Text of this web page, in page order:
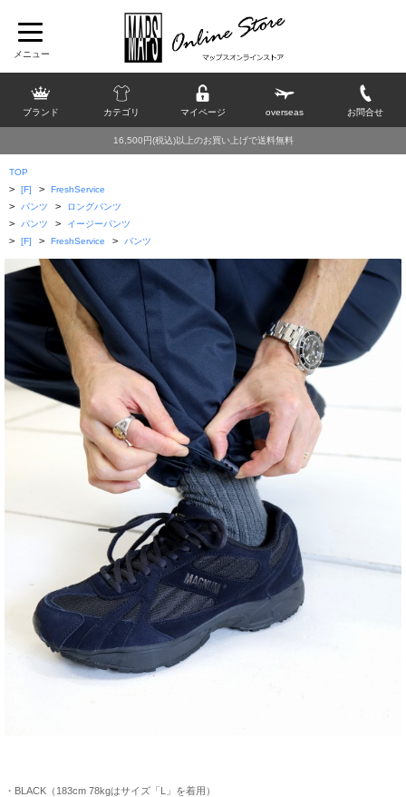
ブランド カテゴリ マイページ overseas お問合せ
16,500円(税込)以上のお買い上げで送料無料
TOP
> [F] > FreshService
> パンツ > ロングパンツ
> パンツ > イージーパンツ
> [F] > FreshService > パンツ
・BLACK（183cm 78kgはサイズ「L」を着用）